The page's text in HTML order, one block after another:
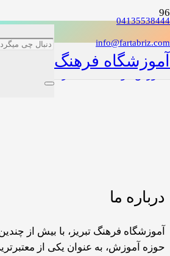
04135538444
info@fartabriz.com
آموزشگاه فرهنگ
آموزش اتوکد Autocad در تبریز
درباره ما
آموزشگاه فرهنگ تبریز، با بیش از
حوزه آموزش، به عنوان یکی از